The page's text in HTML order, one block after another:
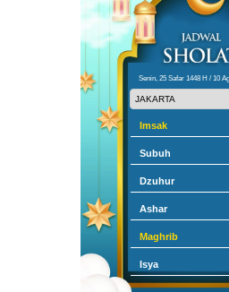
Senin, 25 Safar 1448 H / 10
Imsak
Subuh
Dzuhur
Ashar
Maghrib
Isya